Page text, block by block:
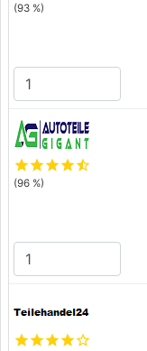
(93 %)
starstarstarstarstar_half
(96 %)
starstarstarstarstar_outline